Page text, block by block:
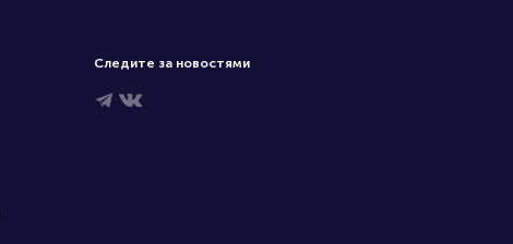
Следите за новостями